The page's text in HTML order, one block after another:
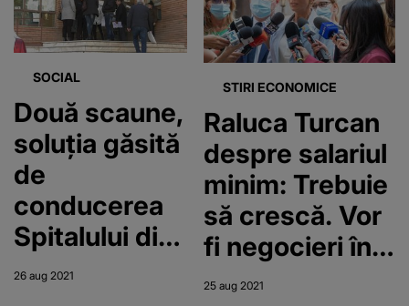
SOCIAL
Două scaune,
soluția găsită
de
conducerea
Spitalului din
Drobeta-
26 aug 2021
STIRI ECONOMICE
Raluca Turcan
despre salariul
minim: Trebuie
să crescă. Vor
fi negocieri în
septembrie
25 aug 2021